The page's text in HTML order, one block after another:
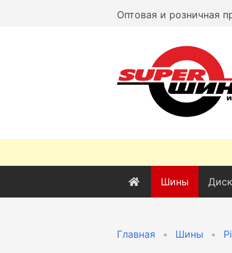
Оптовая и розничная
Шины
Главная Шины